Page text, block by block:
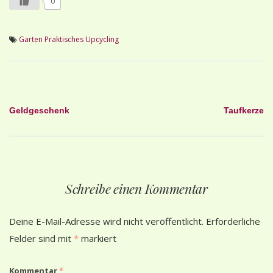
Garten PraktischesUpcycling
Beitragsnavigation
Geldgeschenk Taufkerze
Schreibe einen Kommentar
Deine E-Mail-Adresse wird nicht veröffentlicht. Erforderliche
Felder sind mit * markiert
Kommentar*